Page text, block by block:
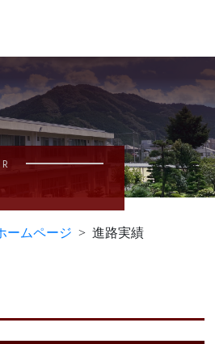
ームページ 進路実績